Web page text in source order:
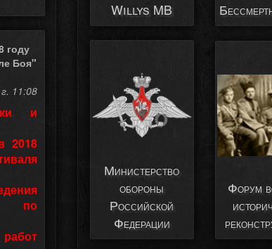
Willys MB
Министерство
обороны
Российской
Федерации
Форум
году
Боя"
11:08
и
2018
по